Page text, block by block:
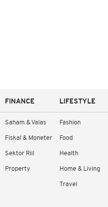
FINANCE
Saham & Valas
Fiskal & Moneter
Sektor Riil
Property
LIFESTYLE
Fashion
Food
Health
Home & Living
Travel